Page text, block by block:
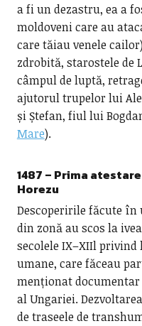
a fi un dezastru, ea a
moldoveni care au
care tăiau venele
zdrobită, starostele de
câmpul de luptă,
ajutorul trupelor lui
și Ștefan, fiul lui
Mare).
1487 – Prima
Horezu
Descoperirile făcute
din zonă au scos la
secolele IX–XIIl
umane, care făceau
menționat
al Ungariei.
de traseele de